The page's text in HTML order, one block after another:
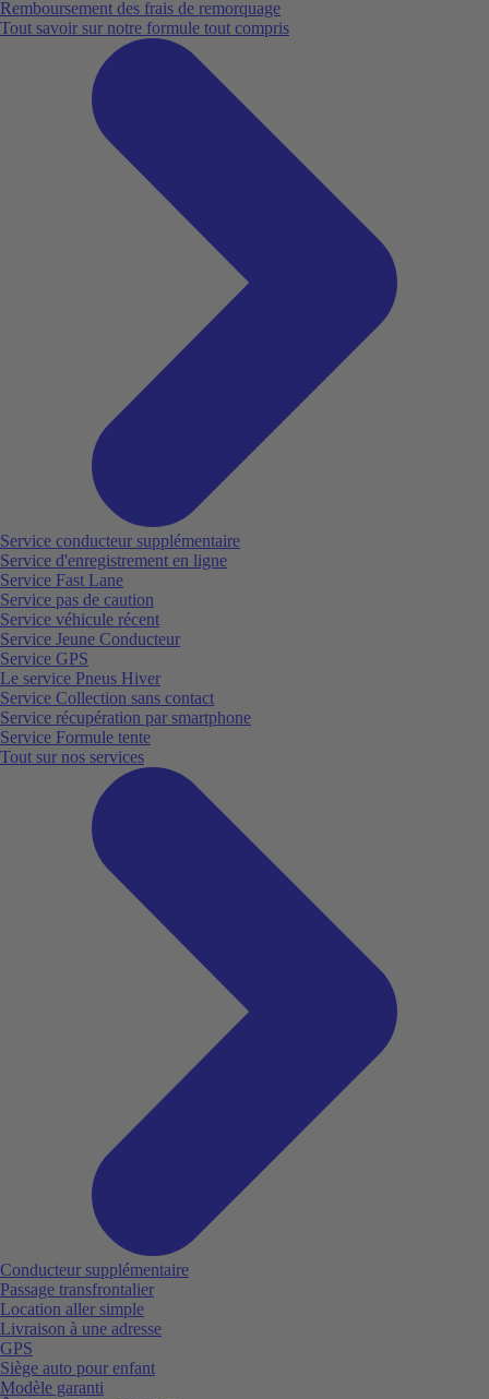
Remboursement des frais de remorquage
Tout savoir sur notre formule tout compris
Service conducteur supplémentaire
Service d'enregistrement en ligne
Service Fast Lane
Service pas de caution
Service véhicule récent
Service Jeune Conducteur
Service GPS
Le service Pneus Hiver
Service Collection sans contact
Service récupération par smartphone
Service Formule tente
Tout sur nos services
Conducteur supplémentaire
Passage transfrontalier
Location aller simple
Livraison à une adresse
GPS
Siège auto pour enfant
Modèle garanti